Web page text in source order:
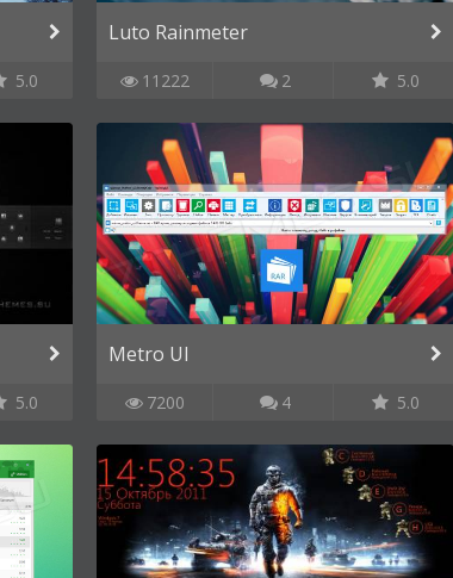
5.0
Luto Rainmeter
11222 2 5.0
5.0
Metro UI
7200 4 5.0